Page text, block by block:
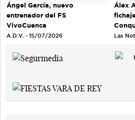
Ángel García, nuevo
entrenador del FS
VivoCuenca
A.D.V. - 15/07/2026
Álex
Las